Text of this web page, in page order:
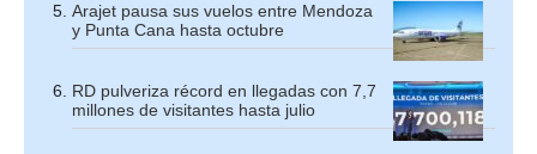
Arajet pausa sus vuelos entre Mendoza
y Punta Cana hasta octubre
RD pulveriza récord en llegadas con 7,7
millones de visitantes hasta julio